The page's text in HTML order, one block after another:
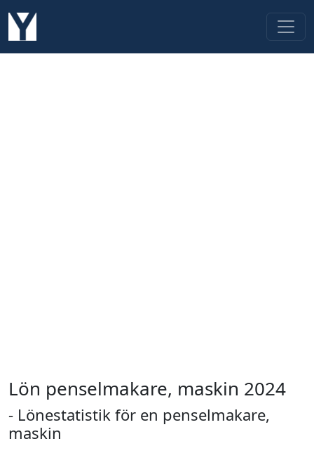
Lön penselmakare, maskin 2024
- Lönestatistik för en penselmakare,
maskin